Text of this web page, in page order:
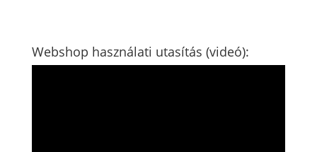
Webshop használati utasítás (videó):